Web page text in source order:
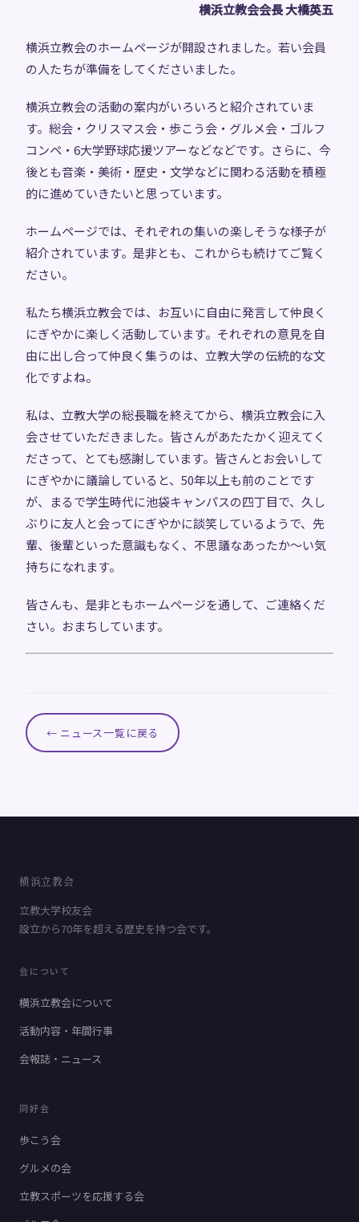
横浜立教会会長 大橋英五
横浜立教会のホームページが開設されました。若い会員
の人たちが準備をしてくださいました。
横浜立教会の活動の案内がいろいろと紹介されていま
す。総会・クリスマス会・歩こう会・グルメ会・ゴルフ
コンペ・6大学野球応援ツアーなどなどです。さらに、今
後とも音楽・美術・歴史・文学などに関わる活動を積極
的に進めていきたいと思っています。
ホームページでは、それぞれの集いの楽しそうな様子が
紹介されています。是非とも、これからも続けてご覧く
ださい。
私たち横浜立教会では、お互いに自由に発言して仲良く
にぎやかに楽しく活動しています。それぞれの意見を自
由に出し合って仲良く集うのは、立教大学の伝統的な文
化ですよね。
私は、立教大学の総長職を終えてから、横浜立教会に入
会させていただきました。皆さんがあたたかく迎えてく
ださって、とても感謝しています。皆さんとお会いして
にぎやかに議論していると、50年以上も前のことです
が、まるで学生時代に池袋キャンパスの四丁目で、久し
ぶりに友人と会ってにぎやかに談笑しているようで、先
輩、後輩といった意識もなく、不思議なあったか～い気
持ちになれます。
皆さんも、是非ともホームページを通して、ご連絡くだ
さい。おまちしています。
← ニュース一覧に戻る
横浜立教会
立教大学校友会
設立から70年を超える歴史を持つ会です。
会について
横浜立教会について
活動内容・年間行事
会報誌・ニュース
同好会
歩こう会
グルメの会
立教スポーツを応援する会